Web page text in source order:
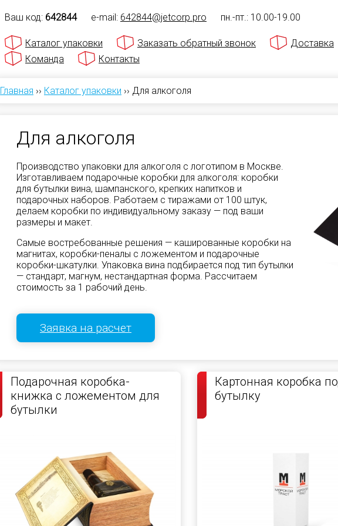
Ваш код: 642844 e-mail: 642844@jetcorp.pro пн.-пт.: 10.00-19.00
Каталог упаковки Заказать обратный звонок
Доставка
Команда
Контакты
Главная ›› Каталог упаковки ›› Для алкоголя
Для алкоголя
Производство упаковки для алкоголя с логотипом в Москве.
Изготавливаем подарочные коробки для алкоголя: коробки
для бутылки вина, шампанского, крепких напитков и
подарочных наборов. Работаем с тиражами от 100 штук,
делаем коробки по индивидуальному заказу — под ваши
размеры и макет.
Самые востребованные решения — кашированные коробки на
магнитах, коробки-пеналы с ложементом и подарочные
коробки-шкатулки. Упаковка вина подбирается под тип бутылки
— стандарт, магнум, нестандартная форма. Рассчитаем
стоимость за 1 рабочий день.
Заявка на расчет
Подарочная коробка-
книжка с ложементом для
бутылки
Картонная коробка
бутылку